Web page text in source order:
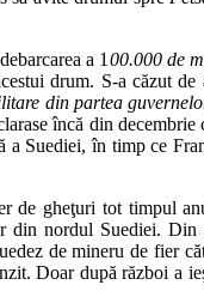
a 1 00.000 de
drum. S-a căzut
din partea
încă din decembrie
Suediei, în timp ce
de gheţuri tot timpul
nordul Suediei. Din
de mineru de fier
Doar după război a